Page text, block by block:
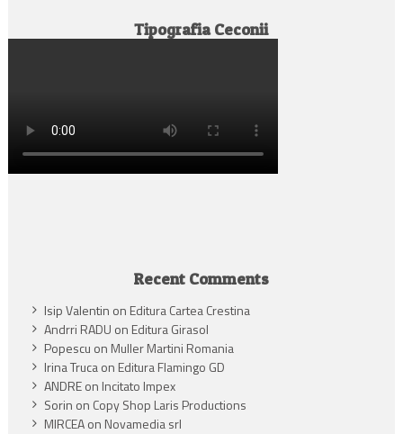
Tipografia Ceconii
Recent Comments
Isip Valentin on Editura Cartea Crestina
Andrri RADU on Editura Girasol
Popescu on Muller Martini Romania
Irina Trucaon Editura Flamingo GD
ANDREon Incitato Impex
Sorin on Copy Shop Laris Productions
MIRCEAon Novamedia srl